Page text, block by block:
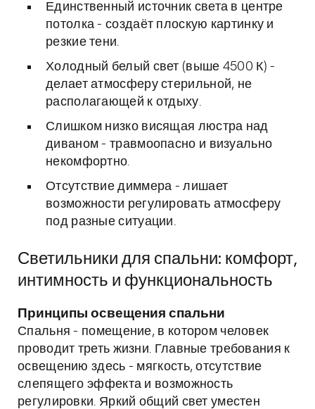
Единственный источник света в центре
потолка - создаёт плоскую картинку и
резкие тени.
Холодный белый свет (выше 4500 К) -
делает атмосферу стерильной, не
располагающей к отдыху.
Слишком низко висящая люстра над
диваном - травмоопасно и визуально
некомфортно.
Отсутствие диммера - лишает
возможности регулировать атмосферу
под разные ситуации.
Светильники для спальни: комфорт,
интимность и функциональность
Принципы освещения спальни
Спальня - помещение, в котором человек
проводит треть жизни. Главные требования к
освещению здесь - мягкость, отсутствие
слепящего эффекта и возможность
регулировки. Яркий общий свет уместен